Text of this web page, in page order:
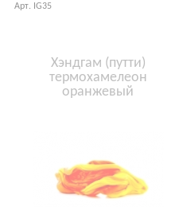
Арт. IG35
Хэндгам (путти)
термохамелеон
оранжевый